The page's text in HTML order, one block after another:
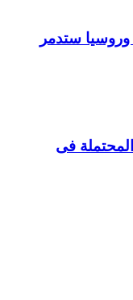
ستدمر
فی